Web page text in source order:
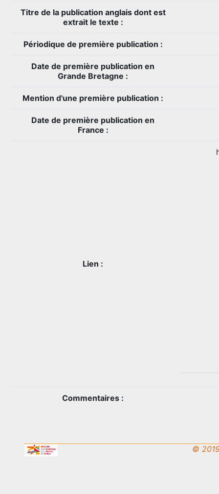
Titre de la publication anglais dont est
extrait le texte :
Périodique de première publication :
Date de première publication en
Grande Bretagne :
Mention d'une première publication :
Date de première publication en
France :
Lien :
Commentaires :
©